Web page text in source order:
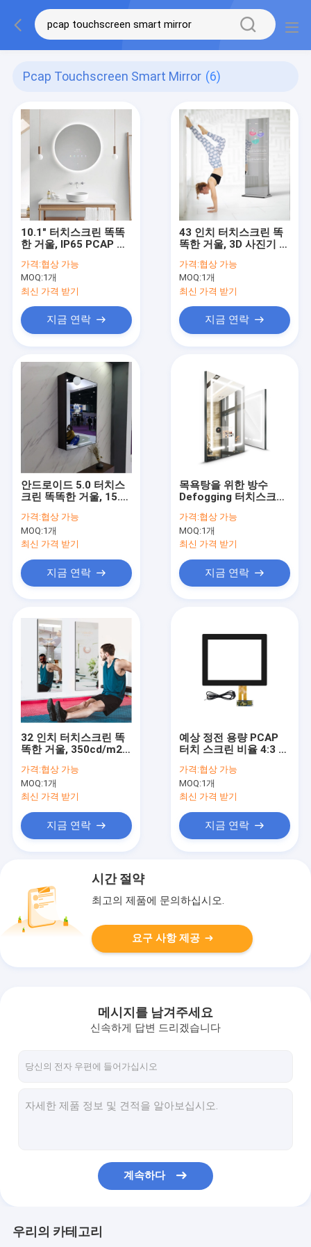
Pcap Touchscreen Smart Mirror (6)
10.1" 터치스크린 똑똑
한 거울, IP65 PCAP 둥
가격:협상 가능
MOQ:1개
최신 가격 받기
지금 연락
43 인치 터치스크린 똑
똑한 거울, 3D 사진기 적
가격:협상 가능
MOQ:1개
최신 가격 받기
지금 연락
안드로이드 5.0 터치스
크린 똑똑한 거울, 15.6
욕탕 거울
가격:협상 가능
MOQ:1개
최신 가격 받기
지금 연락
목욕탕을 위한 방수
Defogging 터치스크린
가격:협상 가능
MOQ:1개
최신 가격 받기
지금 연락
32 인치 터치스크린 똑
똑한 거울, 350cd/m2
육관 거울
가격:협상 가능
MOQ:1개
최신 가격 받기
지금 연락
예상 정전 용량 PCAP
터치 스크린 비율 4:3 정
가격:협상 가능
MOQ:1개
최신 가격 받기
지금 연락
시간 절약
최고의 제품에 문의하십시오.
요구 사항 제공
메시지를 남겨주세요
신속하게 답변 드리겠습니다
계속하다
우리의 카테고리